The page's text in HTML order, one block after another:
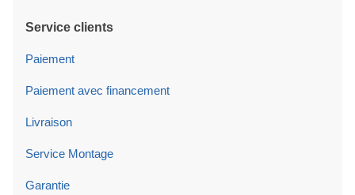
Service clients
Paiement
Paiement avec financement
Livraison
Service Montage
Garantie